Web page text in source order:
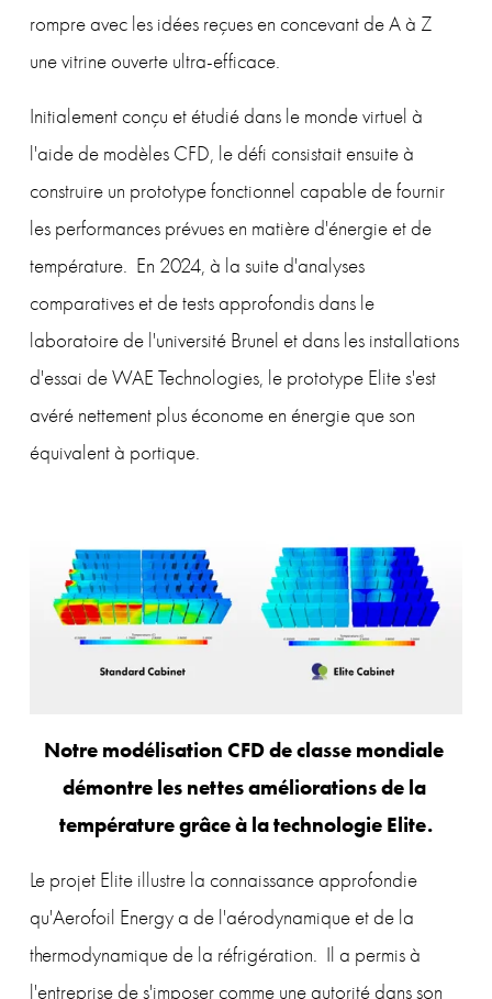
rompre avec les idées reçues en concevant de A à Z
une vitrine ouverte ultra-efficace.
Initialement conçu et étudié dans le monde virtuel à
l'aide de modèles CFD, le défi consistait ensuite à
construire un prototype fonctionnel capable de fournir
les performances prévues en matière d'énergie et de
température.  En 2024, à la suite d'analyses
comparatives et de tests approfondis dans le
laboratoire de l'université Brunel et dans les installations
d'essai de WAE Technologies, le prototype Elite s'est
avéré nettement plus économe en énergie que son
équivalent à portique.
Notre modélisation CFD de classe mondiale
démontre les nettes améliorations de la
température grâce à la technologie Elite.
Le projet Elite illustre la connaissance approfondie
qu'Aerofoil Energy a de l'aérodynamique et de la
thermodynamique de la réfrigération.  Il a permis à
l'entreprise de s'imposer comme une autorité dans son